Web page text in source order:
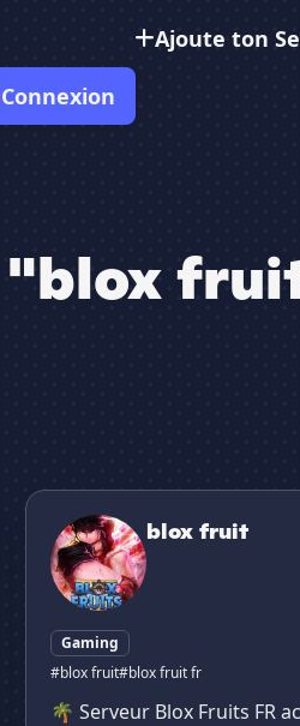
Ajoute ton
Connexion
"blox
blox fruit
blox fruit
Gaming
#blox fruit#blox fruit fr
🌴 Serveur Blox Fruits FR